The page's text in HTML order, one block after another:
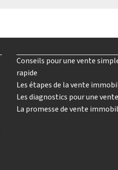
Conseils pour une vente
rapide
Les étapes de la vente
Les diagnostics pour une vente
La promesse de vente